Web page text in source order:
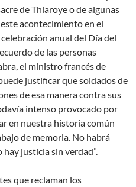
de Thiaroye o de algunas
acontecimiento en el
anual del Día del
de las personas
el ministro francés de
justificar que soldados de
de esa manera contra sus
intenso provocado por
en nuestra historia común
de memoria. No habrá
justicia sin verdad”.
que reclaman los